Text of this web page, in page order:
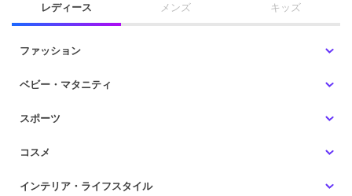
レディース メンズ キッズ
ファッション
ベビー・マタニティ
スポーツ
コスメ
インテリア・ライフスタイル